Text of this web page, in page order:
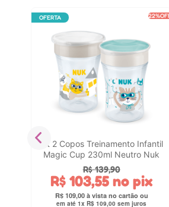
22%
OFERTA
Kit 2 Copos Treinamento Infantil
Magic Cup 230ml Neutro Nuk
R$ 139,90
R$ 103,55 no pix
R$ 109,00
em até1xR$ 109,00 sem juros